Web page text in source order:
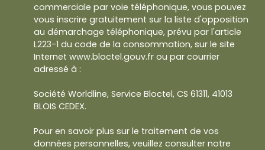
commerciale par voie téléphonique, vous pouvez
vous inscrire gratuitement sur la liste d'opposition
au démarchage téléphonique, prévu par l'article
L223-1 du code de la consommation, sur le site
Internet www.bloctel.gouv.fr ou par courrier
adressé à :
Société Worldline, Service Bloctel, CS 61311, 41013
BLOIS CEDEX.
Pour en savoir plus sur le traitement de vos
données personnelles, veuillez consulter notre